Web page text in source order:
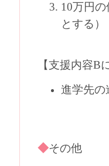
10万円
とする）
【支援内容B
進学先
◆その他